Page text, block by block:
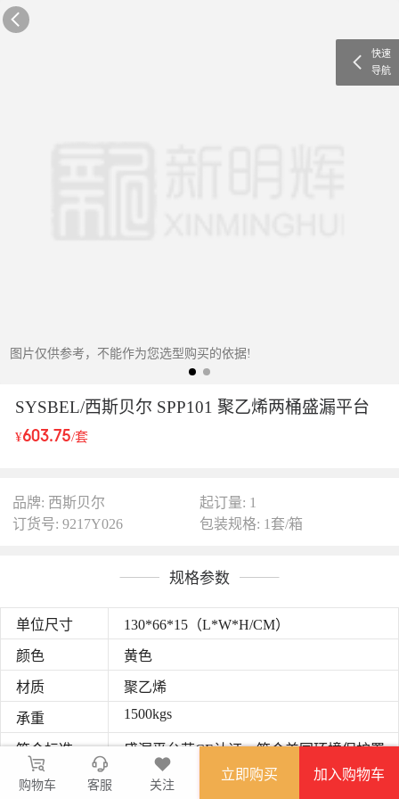
图片仅供参考，不能作为您选型购买的依据!
SYSBEL/西斯贝尔 SPP101 聚乙烯两桶盛漏平台
¥603.75/套
品牌: 西斯贝尔
起订量: 1
订货号: 9217Y026
包装规格: 1套/箱
规格参数
单位尺寸 130*66*15（L*W*H/CM）
颜色 黄色
材质 聚乙烯
承重 1500kgs
符合标准
盛漏平台获CE认证，符合美国环境保护署
(EPA)EPA 40 CFR 264.175与SPCC规范、及
美国国家消除污染排放制度(NPDES)
购物车 客服 关注
立即购买 加入购物车
快速
导航